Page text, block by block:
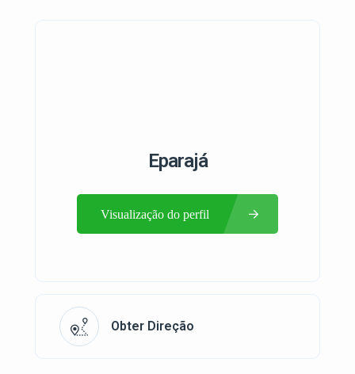
Eparajá
Visualização do perfil
Obter Direção